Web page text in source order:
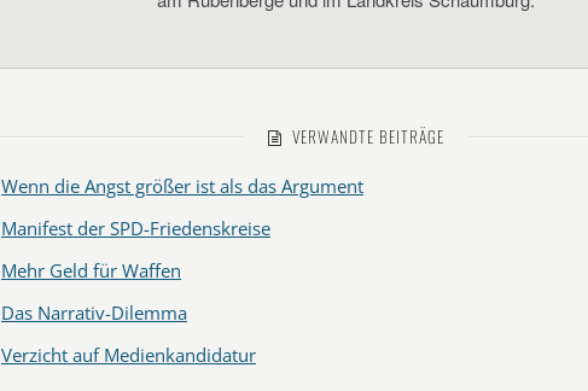
VERWANDTE BEITRÄGE
Wenn die Angst größer ist als das Argument
Manifest der SPD-Friedenskreise
Mehr Geld für Waffen
Das Narrativ-Dilemma
Verzicht auf Medienkandidatur